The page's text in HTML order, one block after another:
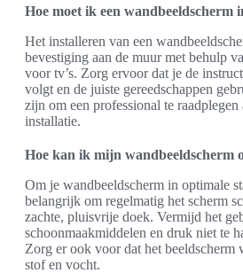
Hoe moet ik een wandbeeldscherm
Het installeren van een
bevestiging aan de muur met behulp
voor tv’s. Zorg ervoor dat je de
volgt en de juiste gereedschappen
zijn om een professional te
installatie.
Hoe kan ik mijn wandbeeldscherm
Om je wandbeeldscherm in optimale
belangrijk om regelmatig het scherm
zachte, pluisvrije doek. Vermijd het
schoonmaakmiddelen en druk niet te
Zorg er ook voor dat het beeldscherm
stof en vocht.